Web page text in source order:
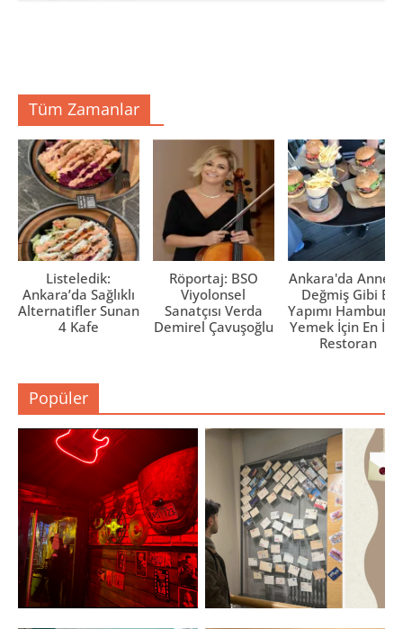
Tüm Zamanlar
Listeledik:
Ankara’da Sağlıklı
Alternatifler Sunan
4 Kafe
Röportaj: BSO
Viyolonsel
Sanatçısı Verda
Demirel Çavuşoğlu
Ankara'da Anne
Değmiş Gibi Ev
Yapımı
Yemek İçin En İyi
Restoran
Popüler